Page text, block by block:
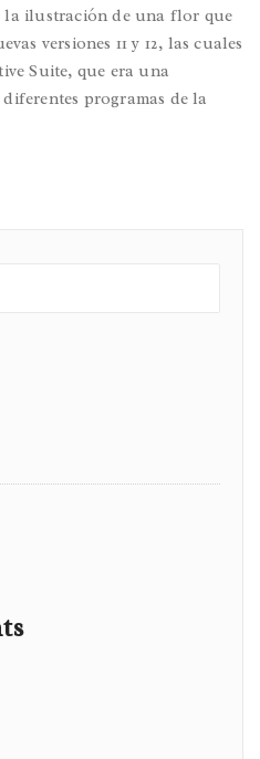
la ilustración de una flor que
versiones 11 y 12, las cuales
Suite, que era una
programas de la